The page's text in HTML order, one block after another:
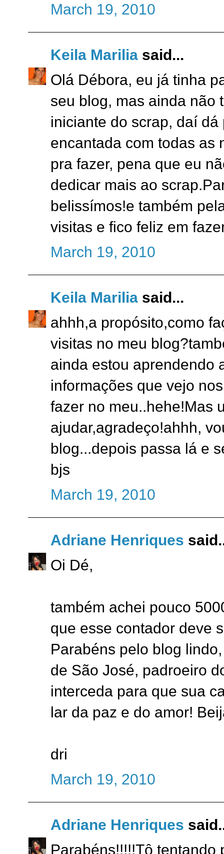
March 19, 2010
Keila Marilia said...
Olá Débora, eu já tinha
seu blog, mas ainda não
iniciante do scrap, daí
encantada com todas as
pra fazer, pena que eu
dedicar mais ao
belissímos!e também
visitas e fico feliz em
March 19, 2010
Keila Marilia said...
ahhh,a propósito,como
visitas no meu
ainda estou aprendendo
informações que vejo
fazer no meu..hehe!Mas
ajudar,agradeço!ahhh,
blog...depois passa lá e
bjs
March 19, 2010
Adriane Henriques
Oi Dé,
também achei pouco
que esse contador deve
Parabéns pelo blog
de São José, padroeiro
interceda para que sua
lar da paz e do amor!
dri
March 19, 2010
Adriane Henriques
Parabéns!!!!!Tô